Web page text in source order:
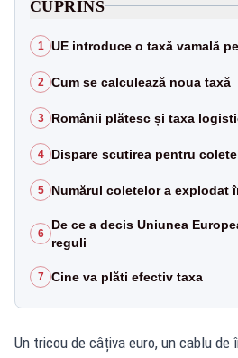
CUPRINS
1 UE introduce o taxă vamală
2 Cum se calculează noua taxă
3 Românii plătesc și taxa
4 Dispare scutirea pentru
5 Numărul coletelor a explodat
6
De ce a decis Uniunea
reguli
7 Cine va plăti efectiv taxa
Un tricou de câțiva euro, un cablu de